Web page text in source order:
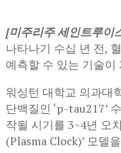
[미주리주 세인트루이
나타나기 수십 년 전,
예측할 수 있는 기술이
워싱턴 대학교 의과대
단백질인 ‘p-tau217’
작될 시기를 3~4년 오
(Plasma Clock)’ 모델